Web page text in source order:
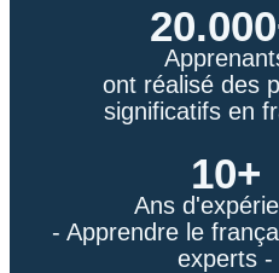
ont réalisé des
significatifs en
10+
Ans
- Apprendre le
experts -